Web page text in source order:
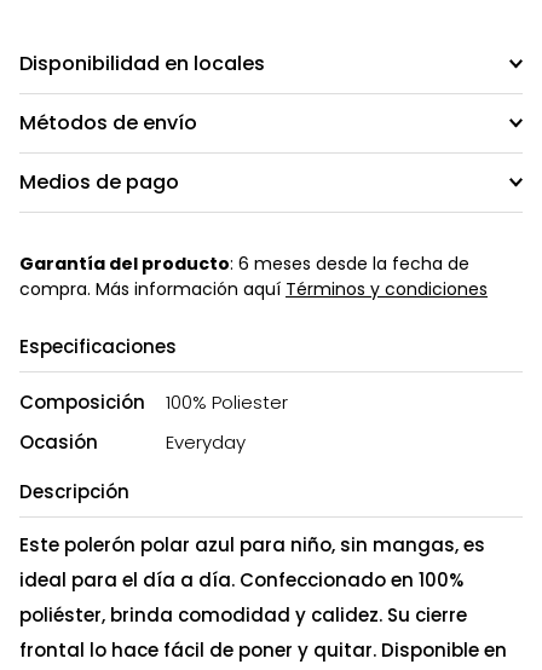
Disponibilidad en locales
Métodos de envío
Medios de pago
Garantía del producto: 6 meses desde la fecha de
compra. Más información aquí Términos y condiciones
Especificaciones
Composición
100% Poliester
Ocasión
Everyday
Descripción
Este polerón polar azul para niño, sin mangas, es
ideal para el día a día. Confeccionado en 100%
poliéster, brinda comodidad y calidez. Su cierre
frontal lo hace fácil de poner y quitar. Disponible en